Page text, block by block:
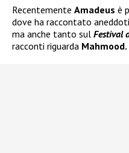
Recentemente Amadeus è
dove ha raccontato
ma anche tanto sul Festival
racconti riguarda Mahmood.